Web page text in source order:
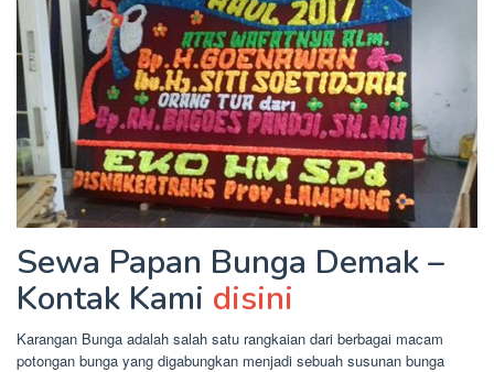
Sewa Papan Bunga Demak –
Kontak Kami disini
Karangan Bunga adalah salah satu rangkaian dari berbagai macam
potongan bunga yang digabungkan menjadi sebuah susunan bunga